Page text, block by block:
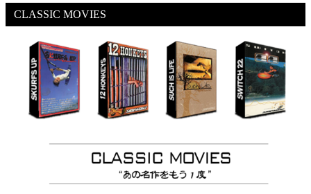
CLASSIC MOVIES